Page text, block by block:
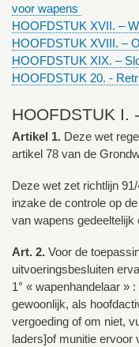
voor wapens
HOOFDSTUK XVII. –
HOOFDSTUK XVIII. –
HOOFDSTUK XIX. –
HOOFDSTUK 20. -
HOOFDSTUK I.
Artikel 1. Deze wet
artikel 78 van de
Deze wet zet richtlijn
inzake de controle op
van wapens gedeeltelijk
Art. 2. Voor de
uitvoeringsbesluiten
1° « wapenhandelaar »
gewoonlijk, als
vergoeding of om niet,
laders]of munitie ervoor